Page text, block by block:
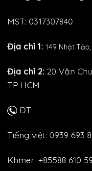
MST: 0317307840
Địa chỉ 1: 149 Nhật Tảo,
Địa chỉ 2: 20 Văn
TP HCM
ĐT:
Tiếng việt: 0939 693
Khmer: +85588 610